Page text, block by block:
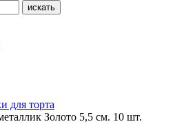
искать
для торта
Золото 5,5 см. 10 шт.